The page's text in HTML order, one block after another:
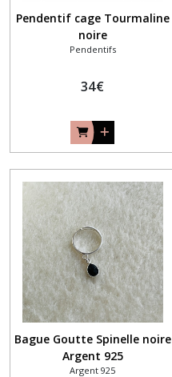
Pendentif cage Tourmaline
noire
Pendentifs
34€
Bague Goutte Spinelle noire
Argent 925
Argent 925